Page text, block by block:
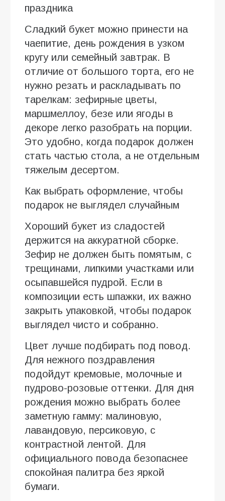
праздника
Сладкий букет можно принести на
чаепитие, день рождения в узком
кругу или семейный завтрак. В
отличие от большого торта, его не
нужно резать и раскладывать по
тарелкам: зефирные цветы,
маршмеллоу, безе или ягоды в
декоре легко разобрать на порции.
Это удобно, когда подарок должен
стать частью стола, а не отдельным
тяжелым десертом.
Как выбрать оформление, чтобы
подарок не выглядел случайным
Хороший букет из сладостей
держится на аккуратной сборке.
Зефир не должен быть помятым, с
трещинами, липкими участками или
осыпавшейся пудрой. Если в
композиции есть шпажки, их важно
закрыть упаковкой, чтобы подарок
выглядел чисто и собранно.
Цвет лучше подбирать под повод.
Для нежного поздравления
подойдут кремовые, молочные и
пудрово-розовые оттенки. Для дня
рождения можно выбрать более
заметную гамму: малиновую,
лавандовую, персиковую, с
контрастной лентой. Для
официального повода безопаснее
спокойная палитра без яркой
бумаги.